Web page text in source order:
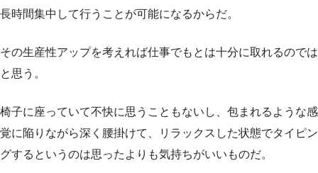
長時間集中して行うことが可能になるからだ。
その生産性アップを考えれば仕事でもとは十分に取れるのでは
と思う。
椅子に座っていて不快に思うこともないし、包まれるような感
覚に陥りながら深く腰掛けて、リラックスした状態でタイピン
グするというのは思ったよりも気持ちがいいものだ。